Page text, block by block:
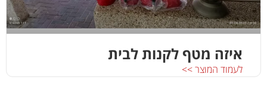
איזה מטף לקנות לבית
לעמוד המוצר >>